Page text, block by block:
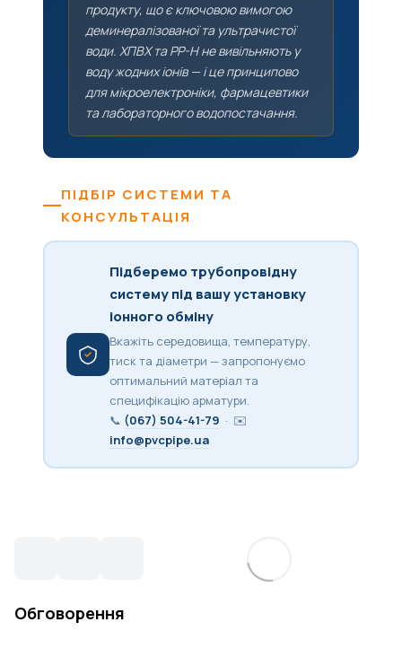
продукту, що є ключовою вимогою
деминералізованої та ультрачистої
води. ХПВХ та PP-H не вивільняють у
воду жодних іонів — і це принципово
для мікроелектроніки, фармацевтики
та лабораторного водопостачання.
ПІДБІР СИСТЕМИ ТА
КОНСУЛЬТАЦІЯ
Підберемо трубопровідну
систему під вашу установку
іонного обміну
Вкажіть середовища, температуру,
тиск та діаметри — запропонуємо
оптимальний матеріал та
специфікацію арматури.
📞 (067) 504-41-79 · ✉️
info@pvcpipe.ua
Обговорення